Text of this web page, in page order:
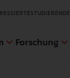
Forschung
STUDIERENDE